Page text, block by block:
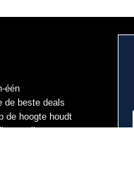
één
de beste deals
de hoogte houdt
zijn